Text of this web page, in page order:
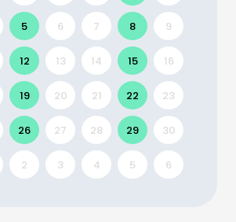
5 6 7 8 9
12 13 14 15 16
19 20 21 22 23
26 27 28 29 30
2 3 4 5 6